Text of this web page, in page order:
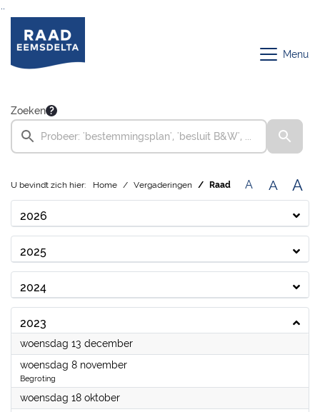
Ga naar de inhoud van deze pagina
Ga naar het zoeken
Ga naar het menu
Menu
Zoeken
U bevindt zich hier: Home Vergaderingen Raad A A A
2026
2025
2024
2023
woensdag 13 december2023
woensdag 8 november2023
Begroting
woensdag 18 oktober2023